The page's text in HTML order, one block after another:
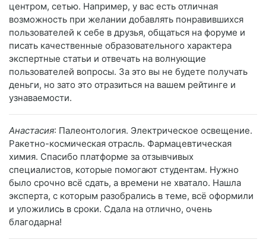
центром, сетью. Например, у вас есть отличная
возможность при желании добавлять понравившихся
пользователей к себе в друзья, общаться на форуме и
писать качественные образовательного характера
экспертные статьи и отвечать на волнующие
пользователей вопросы. За это вы не будете получать
деньги, но зато это отразиться на вашем рейтинге и
узнаваемости.
Анастасия: Палеонтология. Электрическое освещение.
Ракетно-космическая отрасль. Фармацевтическая
химия. Спасибо платформе за отзывчивых
специалистов, которые помогают студентам. Нужно
было срочно всё сдать, а времени не хватало. Нашла
эксперта, с которым разобрались в теме, всё оформили
и уложились в сроки. Сдала на отлично, очень
благодарна!